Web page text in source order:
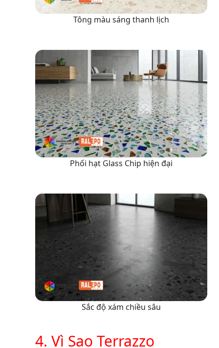
Tông màu sáng thanh lịch
Phối hạt Glass Chip hiện đại
Sắc độ xám chiều sâu
4. Vì Sao Terrazzo